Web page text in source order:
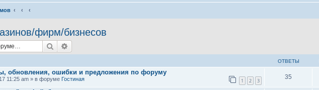
фирм/бизнесов
Поиск
ОТВЕТЫ
обновления, ошибки и предложения по форуму
11:25 am » в форуме Гостиная 1 2 3
35